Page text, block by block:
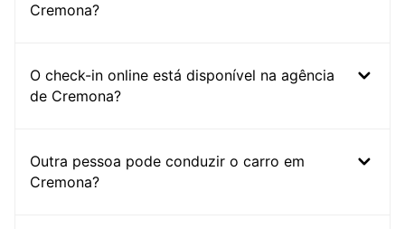
Cremona?
O check-in online está disponível na agência
de Cremona?
Outra pessoa pode conduzir o carro em
Cremona?